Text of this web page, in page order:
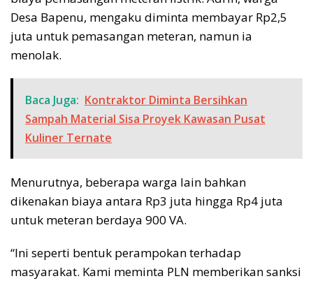
Desa Bapenu, mengaku diminta membayar Rp2,5
juta untuk pemasangan meteran, namun ia
menolak.
Baca Juga: Kontraktor Diminta Bersihkan
Sampah Material Sisa Proyek Kawasan Pusat
Kuliner Ternate
Menurutnya, beberapa warga lain bahkan
dikenakan biaya antara Rp3 juta hingga Rp4 juta
untuk meteran berdaya 900 VA.
“Ini seperti bentuk perampokan terhadap
masyarakat. Kami meminta PLN memberikan sanksi